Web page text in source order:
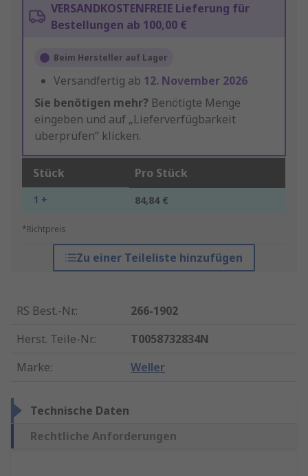
VERSANDKOSTENFREIE Lieferung für
Bestellungen ab 100,00 €
Beim Hersteller auf Lager
Versandfertig ab 12. November 2026
Sie benötigen mehr? Benötigte Menge
eingeben und auf „Lieferverfügbarkeit
überprüfen“ klicken.
Stück Pro Stück
1 + 84,84 €
*Richtpreis
Zu einer Teileliste hinzufügen
RS Best.-Nr.:
266-1902
Herst. Teile-Nr.:
T0058732834N
Marke: Weller
Technische Daten
Rechtliche Anforderungen